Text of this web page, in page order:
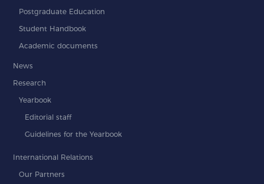
Postgraduate Education
Student Handbook
Academic documents
News
Research
Yearbook
Editorial staff
Guidelines for the Yearbook
International Relations
Our Partners